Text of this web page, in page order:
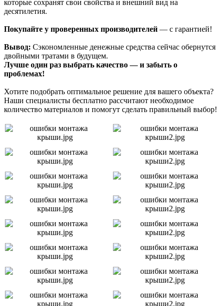
которые сохранят свои свойства и внешний вид на
десятилетия.
Покупайте у проверенных производителей — с гарантией!
Вывод: Сэкономленные денежные средства сейчас обернутся
двойными тратами в будущем.
Лучше один раз выбрать качество — и забыть о
проблемах!
Хотите подобрать оптимальное решение для вашего объекта?
Наши специалисты бесплатно рассчитают необходимое
количество материалов и помогут сделать правильный выбор!